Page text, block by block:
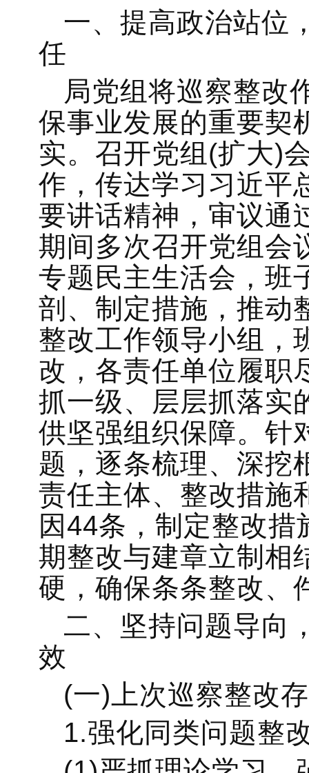
一、提高政治站位
任
局党组将巡察整改
保事业发展的重要契
实。召开党组(扩大)
作，传达学习习近平
要讲话精神，审议通
期间多次召开党组会
专题民主生活会，班
剖、制定措施，推动
整改工作领导小组，
改，各责任单位履职
抓一级、层层抓落实
供坚强组织保障。针
题，逐条梳理、深挖
责任主体、整改措施
因44条，制定整改
期整改与建章立制相
硬，确保条条整改、
二、坚持问题导向
效
(一)上次巡察整改
1.强化同类问题整